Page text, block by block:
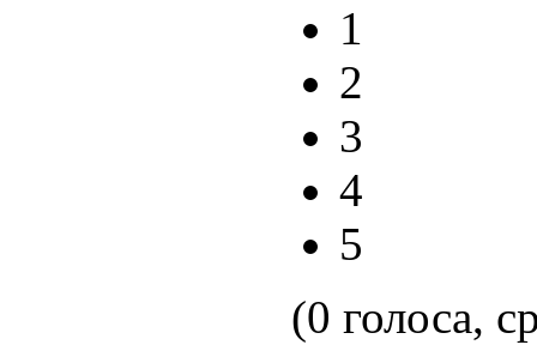
1
2
3
4
5
(0 голоса,